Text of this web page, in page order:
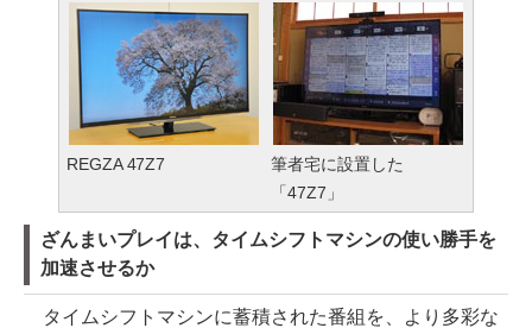
REGZA 47Z7
筆者宅に設置した
「47Z7」
ざんまいプレイは、タイムシフトマシンの使い勝手を
加速させるか
タイムシフトマシンに蓄積された番組を、より多彩な